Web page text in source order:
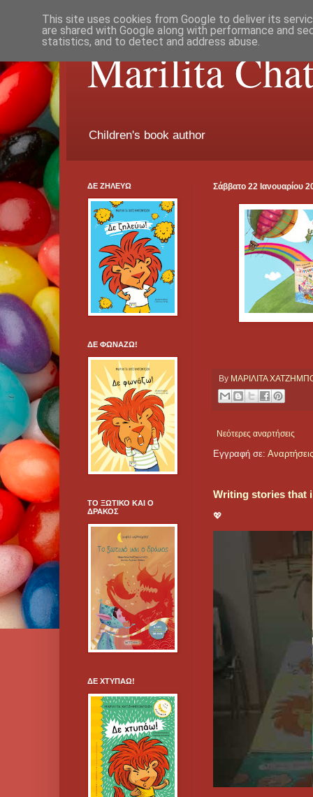
Marilita
Children's book author
Σάββατο 22 Ιανουαρίου
By ΜΑΡΙΛΙΤΑ
Νεότερες αναρτήσεις
Εγγραφή σε:
Writing stories that
💖
ΔΕ ΖΗΛΕΥΩ
ΔΕ ΦΩΝΑΖΩ!
ΤΟ ΞΩΤΙΚΟ ΚΑΙ Ο
ΔΡΑΚΟΣ
ΔΕ ΧΤΥΠΑΩ!
This site uses cookies from Google to deliver its
are shared with Google along with performance and
statistics, and to detect and address abuse.